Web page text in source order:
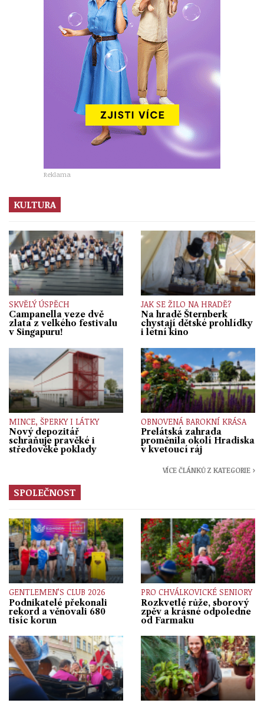
Reklama
KULTURA
SKVĚLÝ ÚSPĚCH
Campanella veze dvě
zlata z velkého festivalu
v Singapuru!
JAK SE ŽILO NA HRADĚ?
Na hradě Šternberk
chystají dětské prohlídky
i letní kino
MINCE, ŠPERKY I LÁTKY
Nový depozitář
schraňuje pravěké i
středověké poklady
OBNOVENÁ BAROKNÍ KRÁSA
Prelátská zahrada
proměnila okolí Hradiska
v kvetoucí ráj
VÍCE ČLÁNKŮ Z KATEGORIE ›
SPOLEČNOST
GENTLEMEN’S CLUB 2026
Podnikatelé překonali
rekord a věnovali 680
tisíc korun
PRO CHVÁLKOVICKÉ SENIORY
Rozkvetlé růže, sborový
zpěv a krásné odpoledne
od Farmaku